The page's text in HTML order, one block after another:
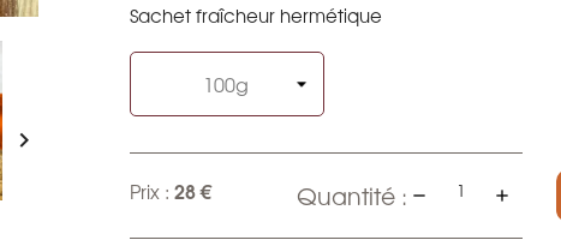

Sachet fraîcheur hermétique
Prix : 28 € Quantité :